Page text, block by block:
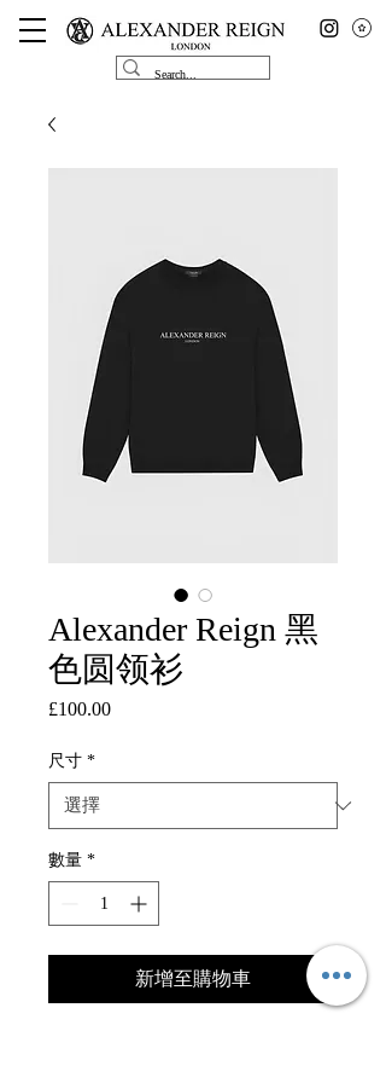
Alexander Reign 黑
色圆领衫
£100.00價格
尺寸 *
數量 *
新增至購物車